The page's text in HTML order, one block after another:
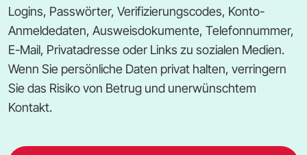
Logins, Passwörter, Verifizierungscodes, Konto-
Anmeldedaten, Ausweisdokumente, Telefonnummer,
E-Mail, Privatadresse oder Links zu sozialen Medien.
Wenn Sie persönliche Daten privat halten, verringern
Sie das Risiko von Betrug und unerwünschtem
Kontakt.